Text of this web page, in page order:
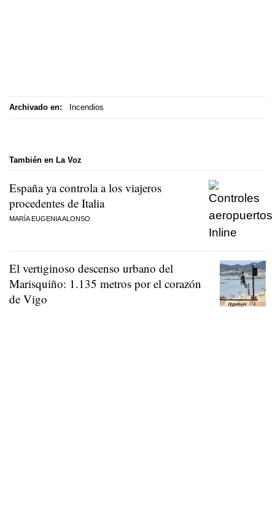
Archivado en: Incendios
También en La Voz
España ya controla a los viajeros
procedentes de Italia
MARÍA EUGENIA ALONSO
El vertiginoso descenso urbano del
Marisquiño: 1.135 metros por el corazón
de Vigo